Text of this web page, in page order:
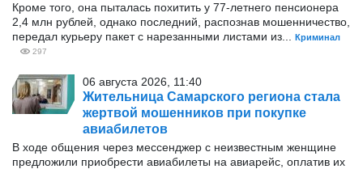
Кроме того, она пыталась похитить у 77-летнего пенсионера
2,4 млн рублей, однако последний, распознав мошенничество,
передал курьеру пакет с нарезанными листами из...
Криминал
297
06 августа 2026, 11:40
Жительница Самарского региона стала
жертвой мошенников при покупке
авиабилетов
В ходе общения через мессенджер с неизвестным женщине
предложили приобрести авиабилеты на авиарейс, оплатив их